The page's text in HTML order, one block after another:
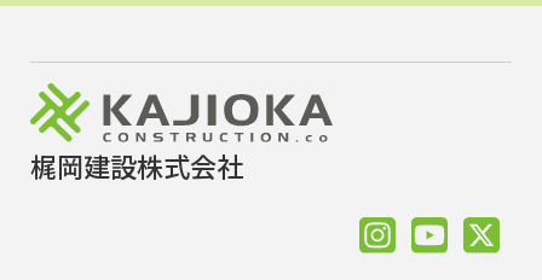
梶岡建設株式会社